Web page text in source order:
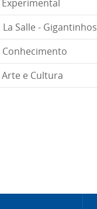
Experimental
La Salle - Gigantinhos
Conhecimento
Arte e Cultura